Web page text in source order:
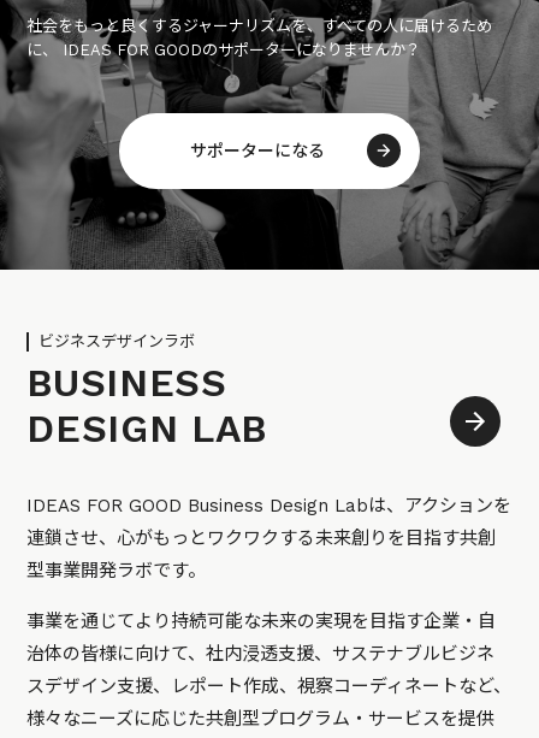
社会をもっと良くするジャーナリズムを、すべての人に届けるため
に、 IDEAS FOR GOODのサポーターになりませんか？
サポーターになる
ビジネスデザインラボ
BUSINESS
DESIGN LAB
IDEAS FOR GOOD Business Design Labは、アクションを
連鎖させ、心がもっとワクワクする未来創りを目指す共創
型事業開発ラボです。
事業を通じてより持続可能な未来の実現を目指す企業・自
治体の皆様に向けて、社内浸透支援、サステナブルビジネ
スデザイン支援、レポート作成、視察コーディネートなど、
様々なニーズに応じた共創型プログラム・サービスを提供